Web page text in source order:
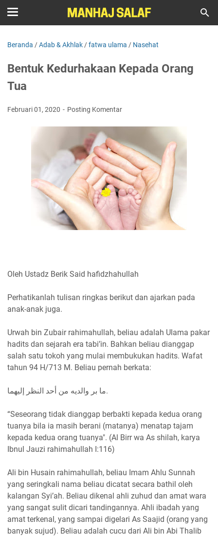
Beranda /Adab & Akhlak /fatwa ulama / Nasehat
Bentuk Kedurhakaan Kepada Orang
Tua
Februari 01, 2020 Posting Komentar
Oleh Ustadz Berik Said hafidzhahullah
Perhatikanlah tulisan ringkas berikut dan ajarkan pada
anak-anak juga.
Urwah bin Zubair rahimahullah, beliau adalah Ulama pakar
hadits dan sejarah era tabi’in. Bahkan beliau dianggap
salah satu tokoh yang mulai membukukan hadits. Wafat
tahun 94 H/713 M. Beliau pernah berkata:
ما بر والديه من أحد النظر إليهما.
“Seseorang tidak dianggap berbakti kepada kedua orang
tuanya bila ia masih berani (matanya) menatap tajam
kepada kedua orang tuanya". (Al Birr wa As shilah, karya
Ibnul Jauzi rahimahullah I:116)
Ali bin Husain rahimahullah, beliau Imam Ahlu Sunnah
yang seringkali nama beliau dicatat secara bathil oleh
kalangan Syi’ah. Beliau dikenal ahli zuhud dan amat wara
yang sangat sulit dicari tandingannya. Ahli ibadah yang
amat terkenal, yang sampai digelari As Saajid (orang yang
banyak sujud). Beliau adalah cucu dari Ali bin Abi Thalib